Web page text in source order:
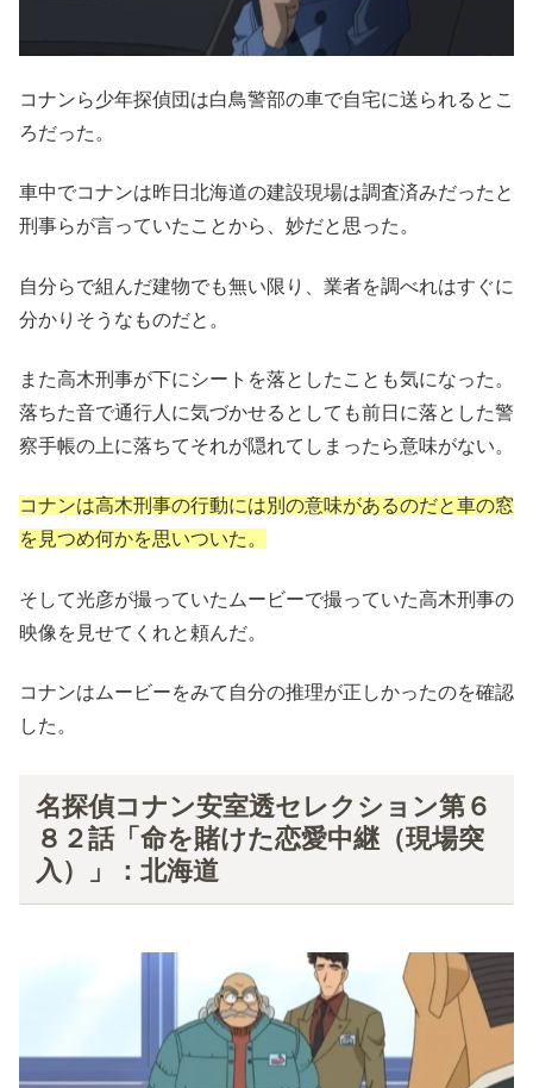
コナンら少年探偵団は白鳥警部の車で自宅に送られるとこ
ろだった。
車中でコナンは昨日北海道の建設現場は調査済みだったと
刑事らが言っていたことから、妙だと思った。
自分らで組んだ建物でも無い限り、業者を調べれはすぐに
分かりそうなものだと。
また高木刑事が下にシートを落としたことも気になった。
落ちた音で通行人に気づかせるとしても前日に落とした警
察手帳の上に落ちてそれが隠れてしまったら意味がない。
コナンは高木刑事の行動には別の意味があるのだと車の窓
を見つめ何かを思いついた。
そして光彦が撮っていたムービーで撮っていた高木刑事の
映像を見せてくれと頼んだ。
コナンはムービーをみて自分の推理が正しかったのを確認
した。
名探偵コナン安室透セレクション第６
８２話「命を賭けた恋愛中継（現場突
入）」：北海道